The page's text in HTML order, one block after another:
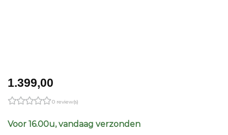
1.399,00
0 review(s)
Voor 16.00u, vandaag verzonden